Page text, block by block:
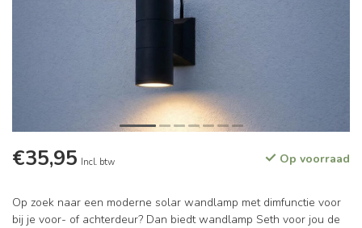
€35,95 Incl. btw Op voorraad
Op zoek naar een moderne solar wandlamp met dimfunctie voor
bij je voor- of achterdeur? Dan biedt wandlamp Seth voor jou de